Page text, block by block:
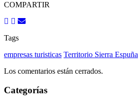
COMPARTIR
Tags
empresas turisticas Territorio Sierra Espuña
Los comentarios están cerrados.
Categorías